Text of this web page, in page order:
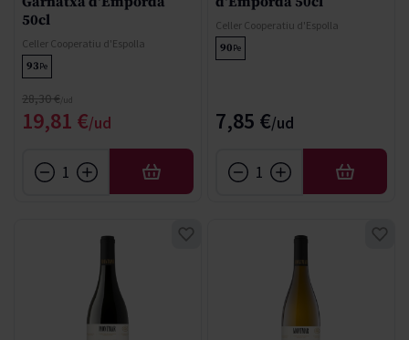
50cl
Celler Cooperatiu d'Espolla
93Pe
Special Price
19,81 €
Regular Price
28,30 €
AFEGIR
Celler Cooperatiu d'Espolla
90Pe
7,85 €
AFEGIR